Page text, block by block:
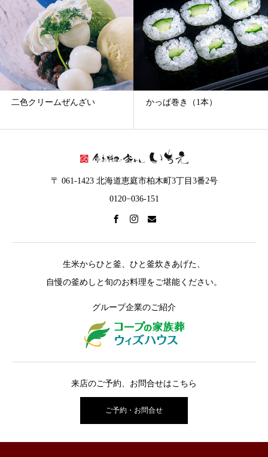
二色クリームぜんざい かっぱ巻き（1本）
〒 061-1423 北海道恵庭市柏木町3丁目3番2号
0120−036-151
生米からひと釜、ひと釜炊きあげた、
自慢の釜めしと旬のお料理をご堪能ください。
グループ企業のご紹介
来店のご予約、お問合せはこちら
ご予約・お問合せ